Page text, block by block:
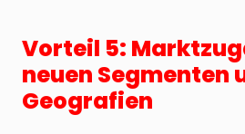
Vorteil 5:
neuen Segmenten
Geografien